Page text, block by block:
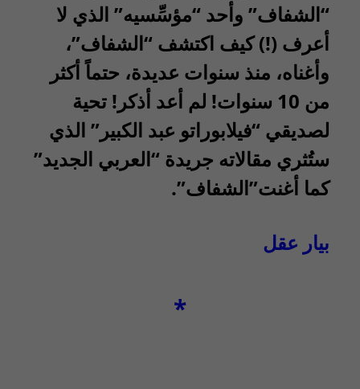
“الشفاف” وأحد “مؤسِّسيه” الذي لا
أعرف (!) كيف اكتشف “الشفاف”،
وأغناه، منذ سنوات عديدة، حتماً أكثر
من 10 سنوات! لم أعد أذكر! تحية
لصديقي “فيلابوراتو عبد الكبير” الذي
ستُثري مقالاته جريدة “العربي الجديد”
كما أغنت”الشفاف”.
بيار عقل
*